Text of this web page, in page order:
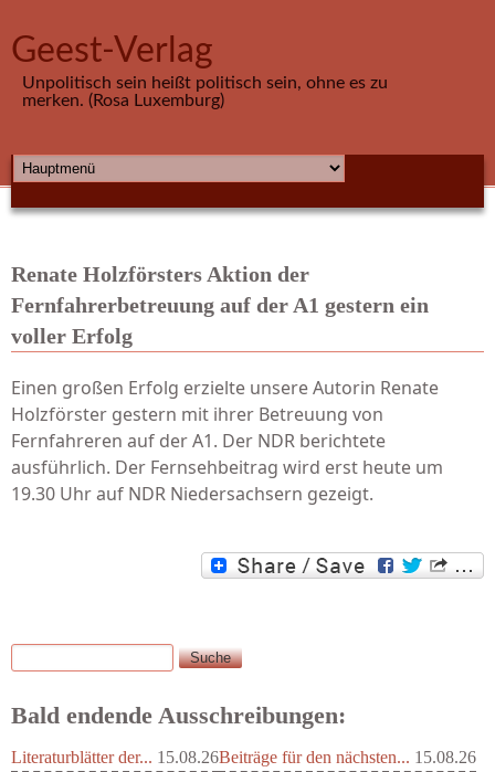
Geest-Verlag
Unpolitisch sein heißt politisch sein, ohne es zu
merken. (Rosa Luxemburg)
HAUPTMENÜ
Renate Holzförsters Aktion der
Fernfahrerbetreuung auf der A1 gestern ein
voller Erfolg
Einen großen Erfolg erzielte unsere Autorin Renate
Holzförster gestern mit ihrer Betreuung von
Fernfahreren auf der A1. Der NDR berichtete
ausführlich. Der Fernsehbeitrag wird erst heute um
19.30 Uhr auf NDR Niedersachsern gezeigt.
Suchformular
Suche
Bald endende Ausschreibungen:
Literaturblätter der... 15.08.26Beiträge für den nächsten... 15.08.26